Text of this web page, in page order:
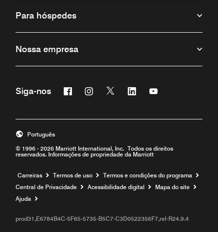
Para hóspedes
Nossa empresa
Siga-nos FacebookInstagram
Twitter Linkedin
© 1996 - 2026 Marriott International, Inc. Todos os direitos
reservados. Informações de propriedade da Marriott
Português
Carreiras Termos de uso
Termos e condições do programa
Central de Privacidade
Acessibilidade digital
Mapa do site
Ajuda
prod31,E6784B4C-5F65-5735-B5C7-C3D0522356F7,rel-R24.9.4